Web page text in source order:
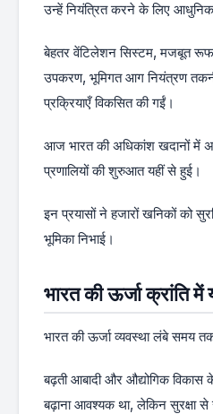
उन्हें नियंत्रित करने के लिए आधुनिक
बेहतर वेंटिलेशन सिस्टम, मजबूत रूफ
उपकरण, भूमिगत आग नियंत्रण
प्रक्रियाएँ विकसित की गईं।
आज भारत की अधिकांश खदानों में
प्रणालियों की शुरुआत यहीं से हुई।
इन प्रयासों ने हजारों खनिकों को
भूमिका निभाई।
भारत की ऊर्जा क्रांति में
भारत की ऊर्जा व्यवस्था लंबे समय
बढ़ती आबादी और औद्योगिक
बढ़ाना आवश्यक था, लेकिन सुरक्षा से